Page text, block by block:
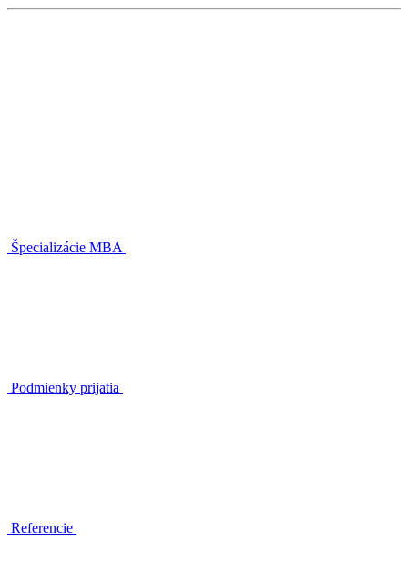
Špecializácie MBA
Podmienky prijatia
Referencie